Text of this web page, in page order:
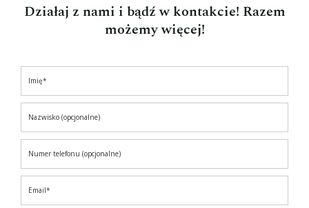
Działaj z nami i bądź w kontakcie! Razem
możemy więcej!